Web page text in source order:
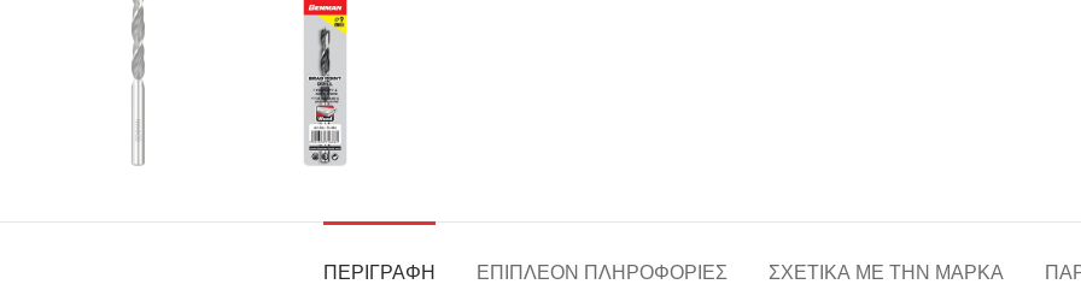
ΠΕΡΙΓΡΑΦΉ ΕΠΙΠΛΈΟΝ ΠΛΗΡΟΦΟΡΊΕΣ ΣΧΕΤΙΚΆ ΜΕ ΤΗΝ ΜΆΡΚΑ